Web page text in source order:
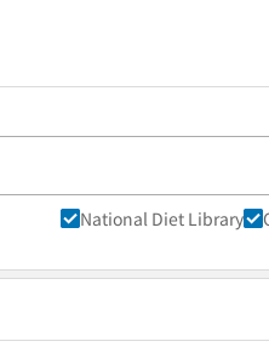
National Diet Library